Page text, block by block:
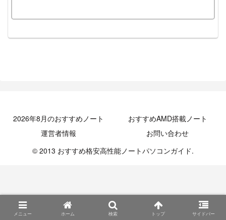
2026年8月のおすすめノート
おすすめAMD搭載ノート
運営者情報
お問い合わせ
© 2013 おすすめ格安高性能ノートパソコンガイド.
メニュー ホーム 検索 トップ サイドバー